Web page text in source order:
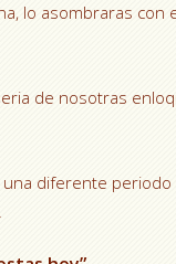
lo asombraras con
de nosotras
diferente periodo